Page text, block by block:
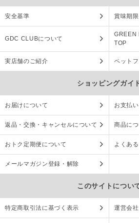
安全基準 賞味期
GDC CLUBについて
GREEN
TOP
実店舗のご紹介 ペット
ショッピングガイ
お届けについて お支払
返品・交換・キャンセルについて 商品に
おトク定期便について よくあ
メールマガジン登録・解除
このサイトについ
特定商取引法に基づく表示 運営会社